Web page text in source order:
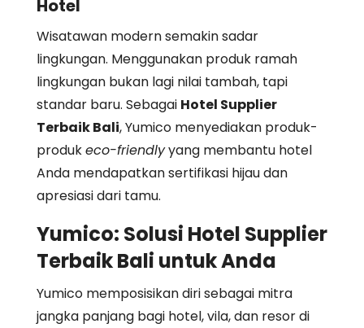
Hotel
Wisatawan modern semakin sadar
lingkungan. Menggunakan produk ramah
lingkungan bukan lagi nilai tambah, tapi
standar baru. Sebagai Hotel Supplier
Terbaik Bali, Yumico menyediakan produk-
produkeco-friendlyyang membantu hotel
Anda mendapatkan sertifikasi hijau dan
apresiasi dari tamu.
Yumico: Solusi Hotel Supplier
Terbaik Bali untuk Anda
Yumico memposisikan diri sebagai mitra
jangka panjang bagi hotel, vila, dan resor di